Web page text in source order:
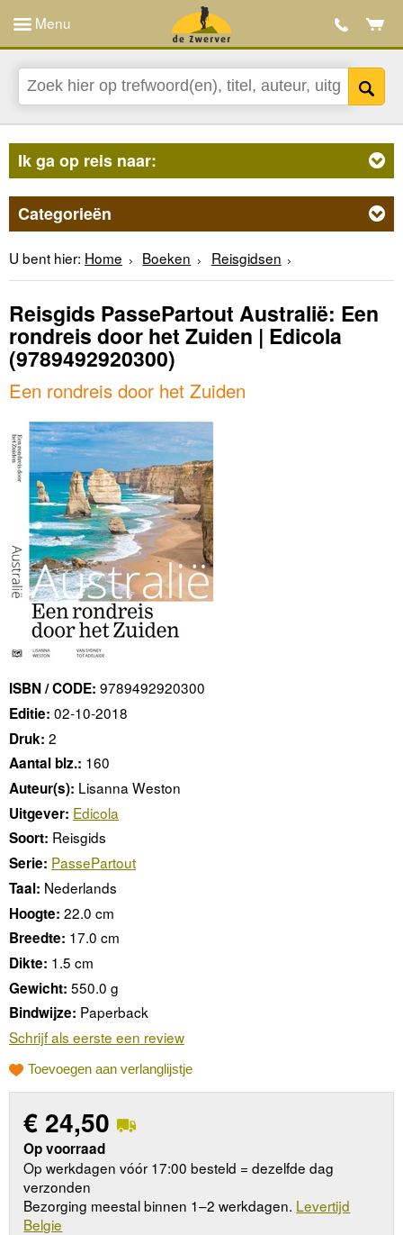
Menu
Ik ga op reis naar:
Categorieën
U bent hier: Home Boeken Reisgidsen
Reisgids PassePartout Australië: Een
rondreis door het Zuiden | Edicola
(9789492920300)
Een rondreis door het Zuiden
ISBN / CODE: 9789492920300
Editie: 02-10-2018
Druk: 2
Aantal blz.: 160
Auteur(s): Lisanna Weston
Uitgever: Edicola
Soort: Reisgids
Serie: PassePartout
Taal: Nederlands
Hoogte: 22.0 cm
Breedte: 17.0 cm
Dikte: 1.5 cm
Gewicht: 550.0 g
Bindwijze: Paperback
Schrijf als eerste een review
Toevoegen aan verlanglijstje
€ 24,50
Op voorraad
Op werkdagen vóór 17:00 besteld = dezelfde dag
verzonden
Bezorging meestal binnen 1–2 werkdagen. Levertijd
Belgie